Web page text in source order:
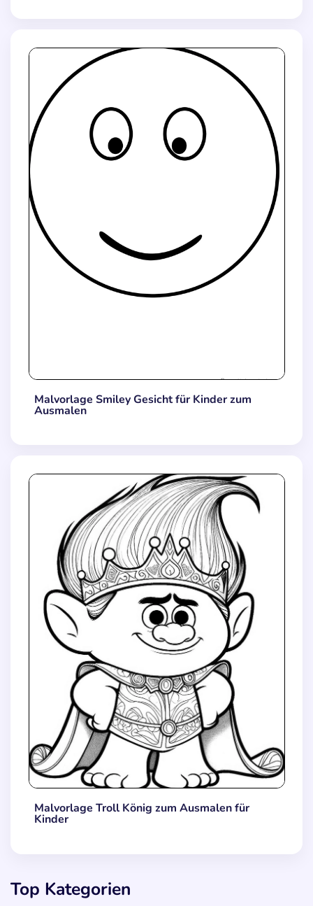
Malvorlage Smiley Gesicht für Kinder zum
Ausmalen
Malvorlage Troll König zum Ausmalen für
Kinder
Top Kategorien